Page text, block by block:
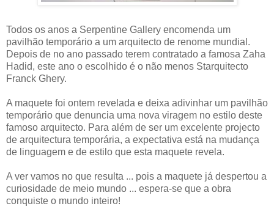
Todos os anos a Serpentine Gallery encomenda um
pavilhão temporário a um arquitecto de renome mundial.
Depois de no ano passado terem contratado a famosa Zaha
Hadid, este ano o escolhido é o não menos Starquitecto
Franck Ghery.
A maquete foi ontem revelada e deixa adivinhar um pavilhão
temporário que denuncia uma nova viragem no estilo deste
famoso arquitecto. Para além de ser um excelente projecto
de arquitectura temporária, a expectativa está na mudança
de linguagem e de estilo que esta maquete revela.
A ver vamos no que resulta ... pois a maquete já despertou a
curiosidade de meio mundo ... espera-se que a obra
conquiste o mundo inteiro!